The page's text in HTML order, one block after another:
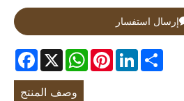
Facebook X
WhatsAppPinterestLinkedIn
وصف المنتج